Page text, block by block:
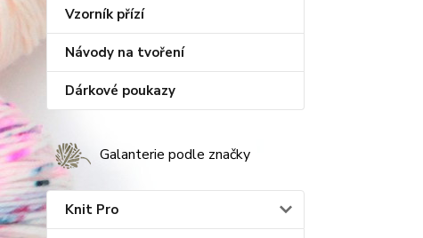
Vzorník přízí
Návody na tvoření
Dárkové poukazy
Galanterie podle značky
Knit Pro